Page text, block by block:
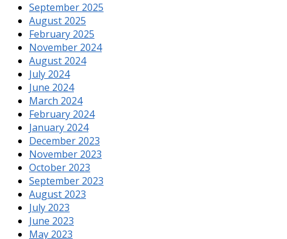
September 2025
August 2025
February 2025
November 2024
August 2024
July 2024
June 2024
March 2024
February 2024
January 2024
December 2023
November 2023
October 2023
September 2023
August 2023
July 2023
June 2023
May 2023